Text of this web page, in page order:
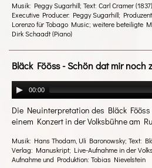
Musik: Peggy Sugarhill; Text: Carl Cramer
Executive Producer: Peggy Sugarhill;
Lorenzo für Tobago Music; weitere beteiligte
Dirk Schaadt (Piano)
Bläck Fööss - Schön dat mir noch
00:00
Die Neuinterpretation des Bläck
einem Konzert in der Volksbühne am
Musik: Hans Thodam, Uli Baronowsky; Text:
Verlag: Manuskript; Live-Aufnahme in der
Aufnahme und Produktion: Tobias Nievelstein